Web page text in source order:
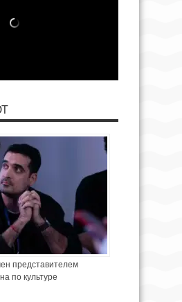
представителем
по культуре